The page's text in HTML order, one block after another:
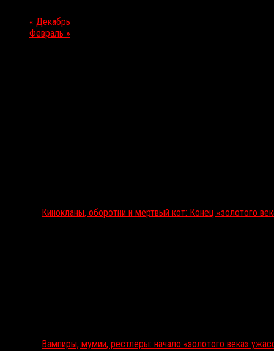
« Декабрь
Февраль »
Кинокланы, оборотни и мертвый кот: Конец «золотого
Вампиры, мумии, рестлеры: начало «золотого века»